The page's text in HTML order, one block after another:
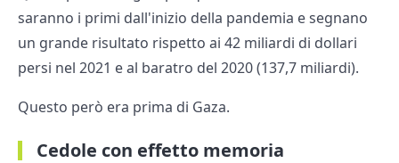
saranno i primi dall'inizio della pandemia e segnano
un grande risultato rispetto ai 42 miliardi di dollari
persi nel 2021 e al baratro del 2020 (137,7 miliardi).
Questo però era prima di Gaza.
Cedole con effetto memoria